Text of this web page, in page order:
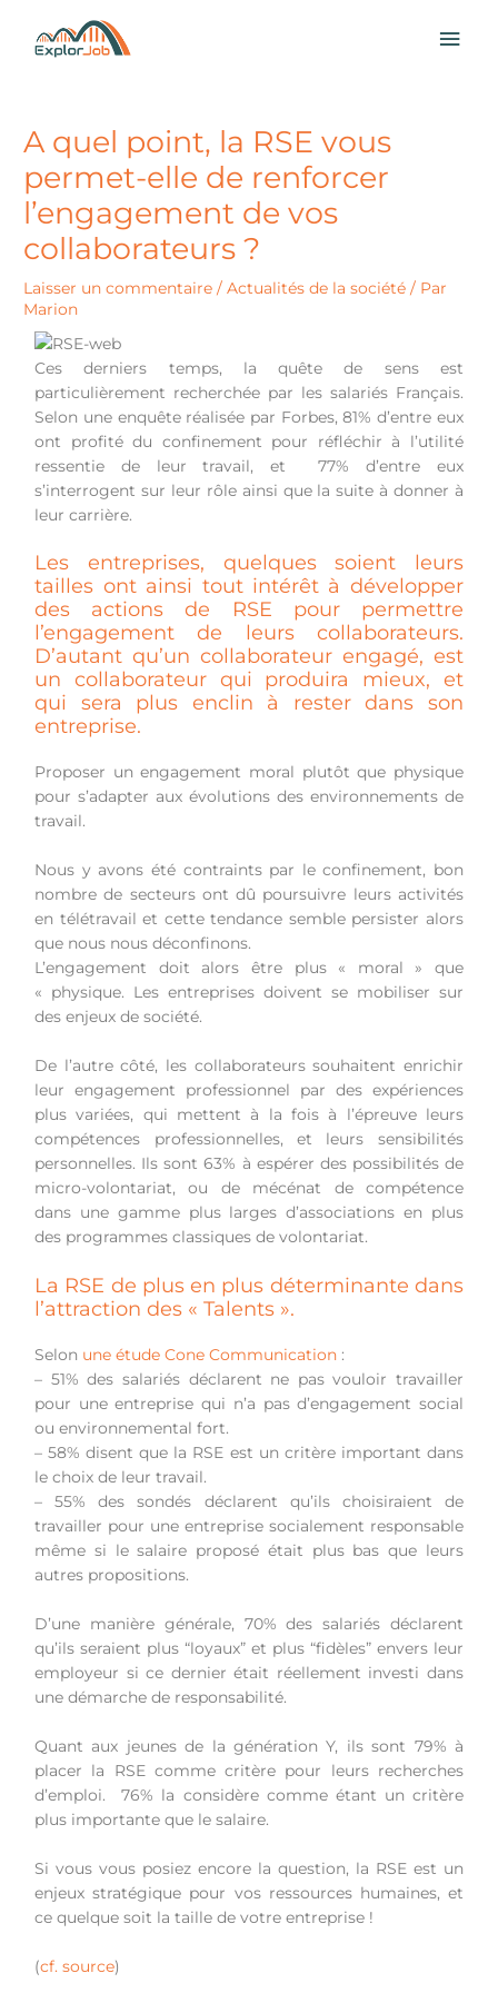
contenu
A quel point, la RSE vous
permet-elle de renforcer
l’engagement de vos
collaborateurs ?
Laisser un commentaire /Actualités de la société / Par
Marion
Ces derniers temps, la quête de sens est
particulièrement recherchée par les salariés Français.
Selon une enquête réalisée par Forbes, 81% d’entre eux
ont profité du confinement pour réfléchir à l’utilité
ressentie de leur travail, et 77% d’entre eux
s’interrogent sur leur rôle ainsi que la suite à donner à
leur carrière.
Les entreprises, quelques soient leurs
tailles ont ainsi tout intérêt à développer
des actions de RSE pour permettre
l’engagement de leurs collaborateurs.
D’autant qu’un collaborateur engagé, est
un collaborateur qui produira mieux, et
qui sera plus enclin à rester dans son
entreprise.
Proposer un engagement moral plutôt que physique
pour s’adapter aux évolutions des environnements de
travail.
Nous y avons été contraints par le confinement, bon
nombre de secteurs ont dû poursuivre leurs activités
en télétravail et cette tendance semble persister alors
que nous nous déconfinons.
L’engagement doit alors être plus « moral » que
« physique. Les entreprises doivent se mobiliser sur
des enjeux de société.
De l’autre côté, les collaborateurs souhaitent enrichir
leur engagement professionnel par des expériences
plus variées, qui mettent à la fois à l’épreuve leurs
compétences professionnelles, et leurs sensibilités
personnelles. Ils sont 63% à espérer des possibilités de
micro-volontariat, ou de mécénat de compétence
dans une gamme plus larges d’associations en plus
des programmes classiques de volontariat.
La RSE de plus en plus déterminante dans
l’attraction des « Talents ».
Selon une étude Cone Communication :
– 51% des salariés déclarent ne pas vouloir travailler
pour une entreprise qui n’a pas d’engagement social
ou environnemental fort.
– 58% disent que la RSE est un critère important dans
le choix de leur travail.
– 55% des sondés déclarent qu’ils choisiraient de
travailler pour une entreprise socialement responsable
même si le salaire proposé était plus bas que leurs
autres propositions.
D’une manière générale, 70% des salariés déclarent
qu’ils seraient plus “loyaux” et plus “fidèles” envers leur
employeur si ce dernier était réellement investi dans
une démarche de responsabilité.
Quant aux jeunes de la génération Y, ils sont 79% à
placer la RSE comme critère pour leurs recherches
d’emploi. 76% la considère comme étant un critère
plus importante que le salaire.
Si vous vous posiez encore la question, la RSE est un
enjeux stratégique pour vos ressources humaines, et
ce quelque soit la taille de votre entreprise !
(cf. source)